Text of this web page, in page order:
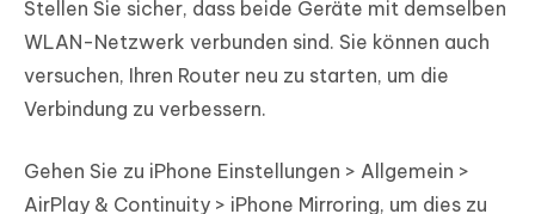
Stellen Sie sicher, dass beide Geräte mit demselben
WLAN-Netzwerk verbunden sind. Sie können auch
versuchen, Ihren Router neu zu starten, um die
Verbindung zu verbessern.
Gehen Sie zu iPhone Einstellungen > Allgemein >
AirPlay & Continuity > iPhone Mirroring, um dies zu